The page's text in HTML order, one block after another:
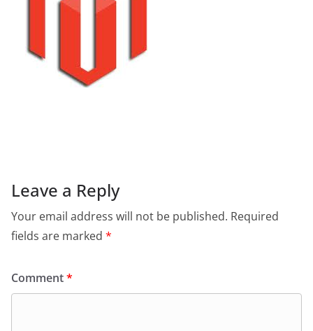
Leave a Reply
Your email address will not be published. Required
fields are marked *
Comment*